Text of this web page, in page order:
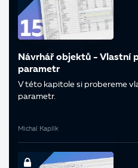
Návrhář objektů - Vlastní
parametr
V této kapitole si probereme
parametr.
Michal Kaplík